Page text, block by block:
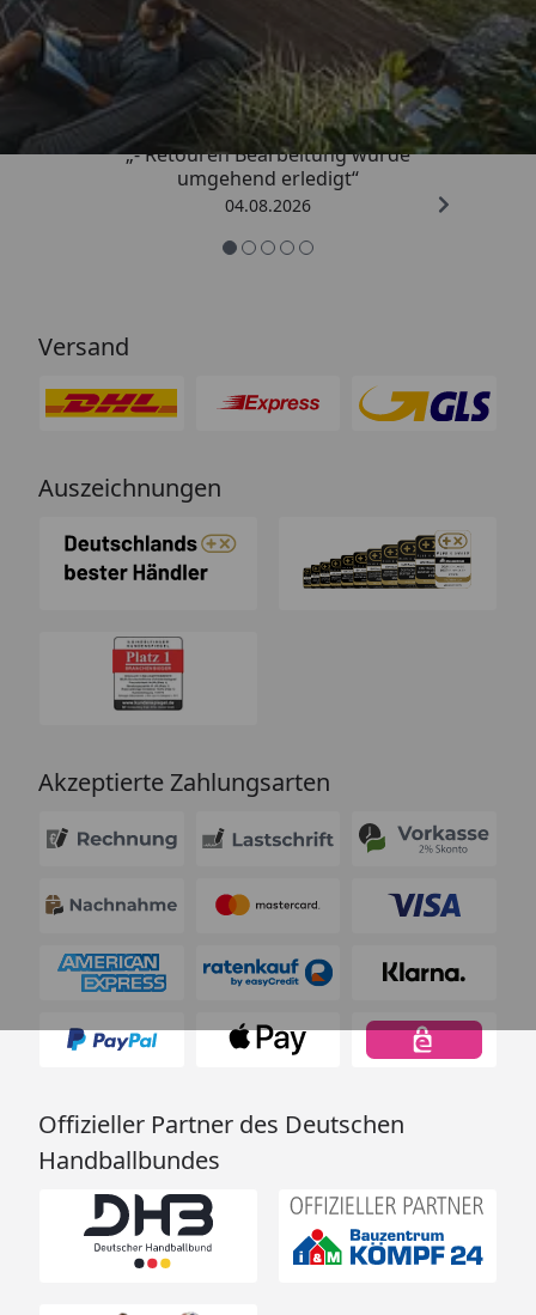
Trusted Shops
4,81/ 5
„- Retouren Bearbeitung wurde
umgehend erledigt“
04.08.2026
Versand
Auszeichnungen
Akzeptierte Zahlungsarten
Offizieller Partner des Deutschen
Handballbundes